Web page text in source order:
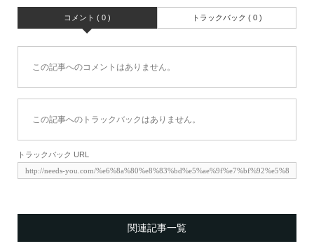
コメント ( 0 ) トラックバック ( 0 )
この記事へのコメントはありません。
この記事へのトラックバックはありません。
トラックバック URL
関連記事一覧